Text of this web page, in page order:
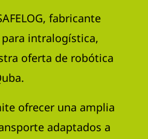
fabricante
para intralogística,
oferta de robótica
ofrecer una amplia
adaptados a